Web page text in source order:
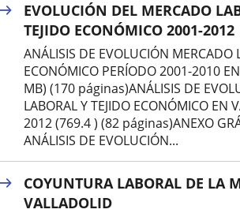
externa.
EVOLUCIÓN DEL MERCADO
TEJIDO ECONÓMICO 2001-2012
ANÁLISIS DE EVOLUCIÓN MERCADO
ECONÓMICO PERÍODO 2001-2010
MB) (170 páginas)ANÁLISIS DE
LABORAL Y TEJIDO ECONÓMICO EN
2012 (769.4 ) (82 páginas)ANEXO
ANÁLISIS DE EVOLUCIÓN...
COYUNTURA LABORAL DE LA
VALLADOLID